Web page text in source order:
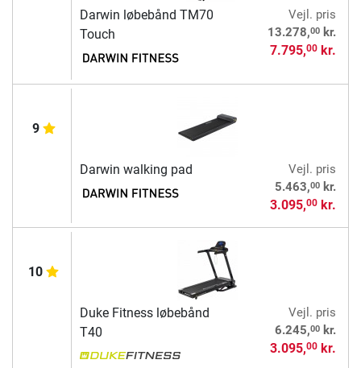
Darwin løbebånd TM70
Touch
Vejl. pris
13.278,00kr.
7.795,00kr.
9
Darwin walking pad
Vejl. pris
5.463,00kr.
3.095,00kr.
10
Duke Fitness løbebånd
T40
Vejl. pris
6.245,00kr.
3.095,00kr.